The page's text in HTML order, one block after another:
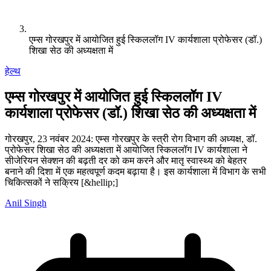
एम्स गोरखपुर में आयोजित हुई स्किललॉग IV कार्यशाला प्रोफेसर (डॉ.)
शिखा सेठ की अध्यक्षता में
हेल्थ
एम्स गोरखपुर में आयोजित हुई स्किललॉग IV
कार्यशाला प्रोफेसर (डॉ.) शिखा सेठ की अध्यक्षता में
गोरखपुर, 23 नवंबर 2024: एम्स गोरखपुर के स्त्री रोग विभाग की अध्यक्ष, डॉ.
प्रोफेसर शिखा सेठ की अध्यक्षता में आयोजित स्किललॉग IV कार्यशाला ने
सीजेरियन सेक्शन की बढ़ती दर को कम करने और मातृ स्वास्थ्य को बेहतर
बनाने की दिशा में एक महत्वपूर्ण कदम बढ़ाया है। इस कार्यशाला में विभाग के सभी
चिकित्सकों ने सक्रिय [&hellip;]
Anil Singh